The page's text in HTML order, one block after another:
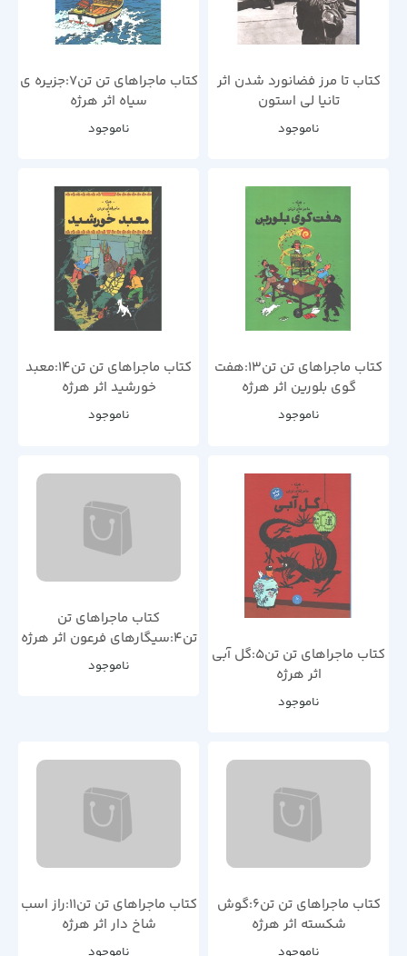
کتاب تا مرز فضانورد شدن اثر
تانیا لی استون
ناموجود
کتاب ماجراهای تن تن7:جزیره ی
سیاه اثر هرژه
ناموجود
کتاب ماجراهای تن تن13:هفت
گوی بلورین اثر هرژه
ناموجود
کتاب ماجراهای تن تن14:معبد
خورشید اثر هرژه
ناموجود
کتاب ماجراهای تن تن5:گل آبی
اثر هرژه
ناموجود
کتاب ماجراهای تن
تن4:سیگارهای فرعون اثر هرژه
ناموجود
کتاب ماجراهای تن تن6:گوش
شکسته اثر هرژه
کتاب ماجراهای تن تن11:راز اسب
شاخ دار اثر هرژه